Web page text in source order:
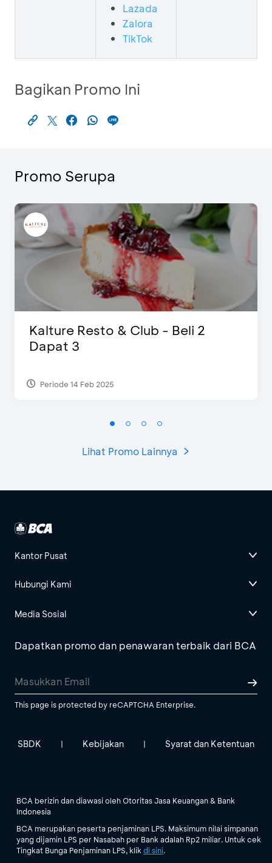
Lazada
Zalora
TikTok
Bagikan Promo Ini
Promo Serupa
Kalture Resto & Club - Beli 2
Dapat 3
Periode 14 Feb 2025
Lihat Promo Lainnya
Kantor Pusat
Hubungi Kami
Media Sosial
Dapatkan promo dan penawaran terbaik dari BCA
This page is protected by reCAPTCHA Enterprise.
SBDK | Kebijakan | Syarat dan Ketentuan
BCA berizin dan diawasi oleh Otoritas Jasa Keuangan & Bank
Indonesia
BCA merupakan peserta penjaminan LPS. Maksimum nilai simpanan
yang dijamin LPS per Nasabah per Bank adalah Rp2 miliar. Untuk cek
Tingkat Bunga Penjaminan LPS, klik di sini.